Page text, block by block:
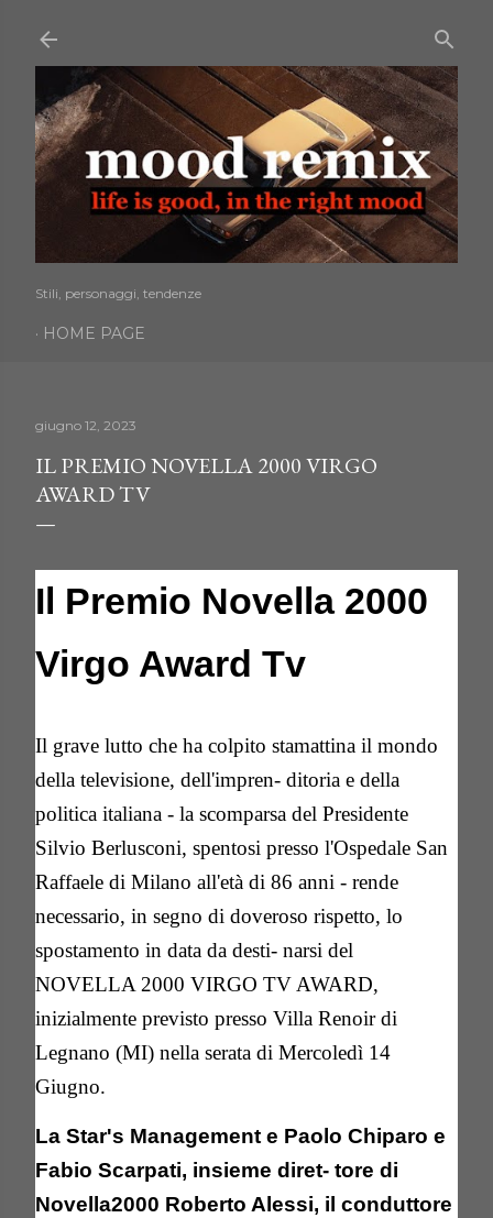
Stili, personaggi, tendenze
HOME PAGE
giugno 12, 2023
IL PREMIO NOVELLA 2000 VIRGO
AWARD TV
Il Premio Novella 2000
Virgo Award Tv
Il grave lutto che ha colpito stamattina il mondo
della televisione, dell'impren- ditoria e della
politica italiana - la scomparsa del Presidente
Silvio Berlusconi, spentosi presso l'Ospedale San
Raffaele di Milano all'età di 86 anni - rende
necessario, in segno di doveroso rispetto, lo
spostamento in data da desti- narsi del
NOVELLA 2000 VIRGO TV AWARD,
inizialmente previsto presso Villa Renoir di
Legnano (MI) nella serata di Mercoledì 14
Giugno.
La Star's Management e Paolo Chiparo e
Fabio Scarpati, insieme diret- tore di
Novella2000 Roberto Alessi, il conduttore